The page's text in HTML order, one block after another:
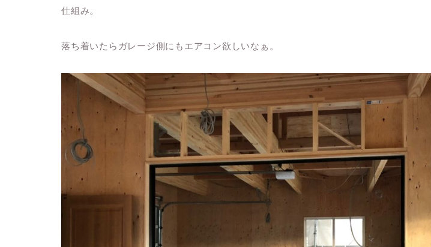
仕組み。
落ち着いたらガレージ側にもエアコン欲しいなぁ。